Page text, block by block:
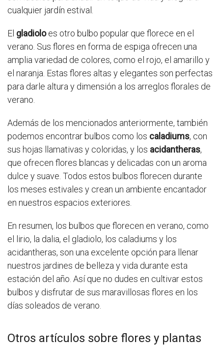
cualquier jardín estival.
El gladioloes otro bulbo popular que florece en el
verano. Sus flores en forma de espiga ofrecen una
amplia variedad de colores, como el rojo, el amarillo y
el naranja. Estas flores altas y elegantes son perfectas
para darle altura y dimensión a los arreglos florales de
verano.
Además de los mencionados anteriormente, también
podemos encontrar bulbos como los caladiums, con
sus hojas llamativas y coloridas, y los acidantheras,
que ofrecen flores blancas y delicadas con un aroma
dulce y suave. Todos estos bulbos florecen durante
los meses estivales y crean un ambiente encantador
en nuestros espacios exteriores.
En resumen, los bulbos que florecen en verano, como
el lirio, la dalia, el gladiolo, los caladiums y los
acidantheras, son una excelente opción para llenar
nuestros jardines de belleza y vida durante esta
estación del año. Así que no dudes en cultivar estos
bulbos y disfrutar de sus maravillosas flores en los
días soleados de verano.
Otros artículos sobre flores y plantas